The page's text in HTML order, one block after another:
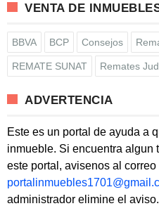
VENTA DE
BBVA BCP Consejos
REMATE SUNAT Remates
ADVERTENCIA
Este es un portal de ayuda a
inmueble. Si encuentra algun
este portal, avisenos al correo
administrador elimine el